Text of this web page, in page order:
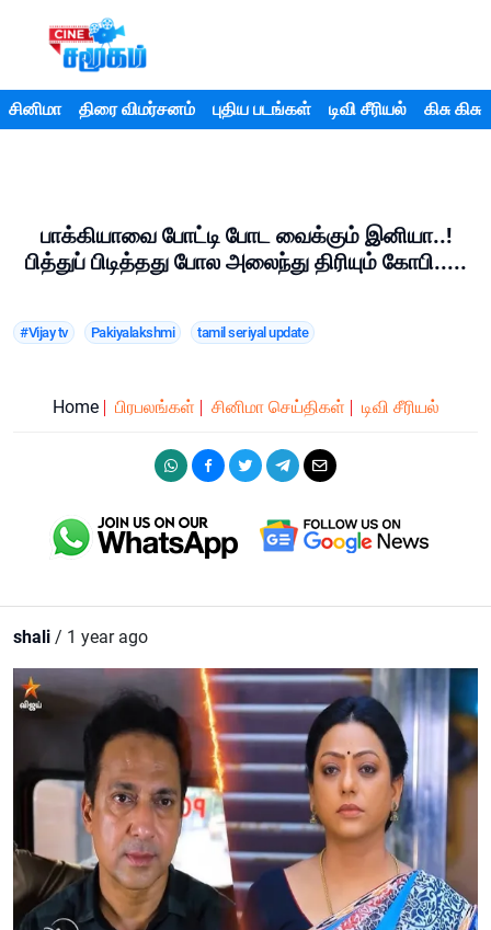
சினிமா திரை விமர்சனம் புதிய படங்கள் டிவி சீரியல் கிசு கிசு
பாக்கியாவை போட்டி போட வைக்கும் இனியா..!
பித்துப் பிடித்தது போல அலைந்து திரியும் கோபி.....
#Vijay tv Pakiyalakshmi tamil seriyal update
Home பிரபலங்கள் சினிமா செய்திகள் டிவி சீரியல்
shali / 1 year ago